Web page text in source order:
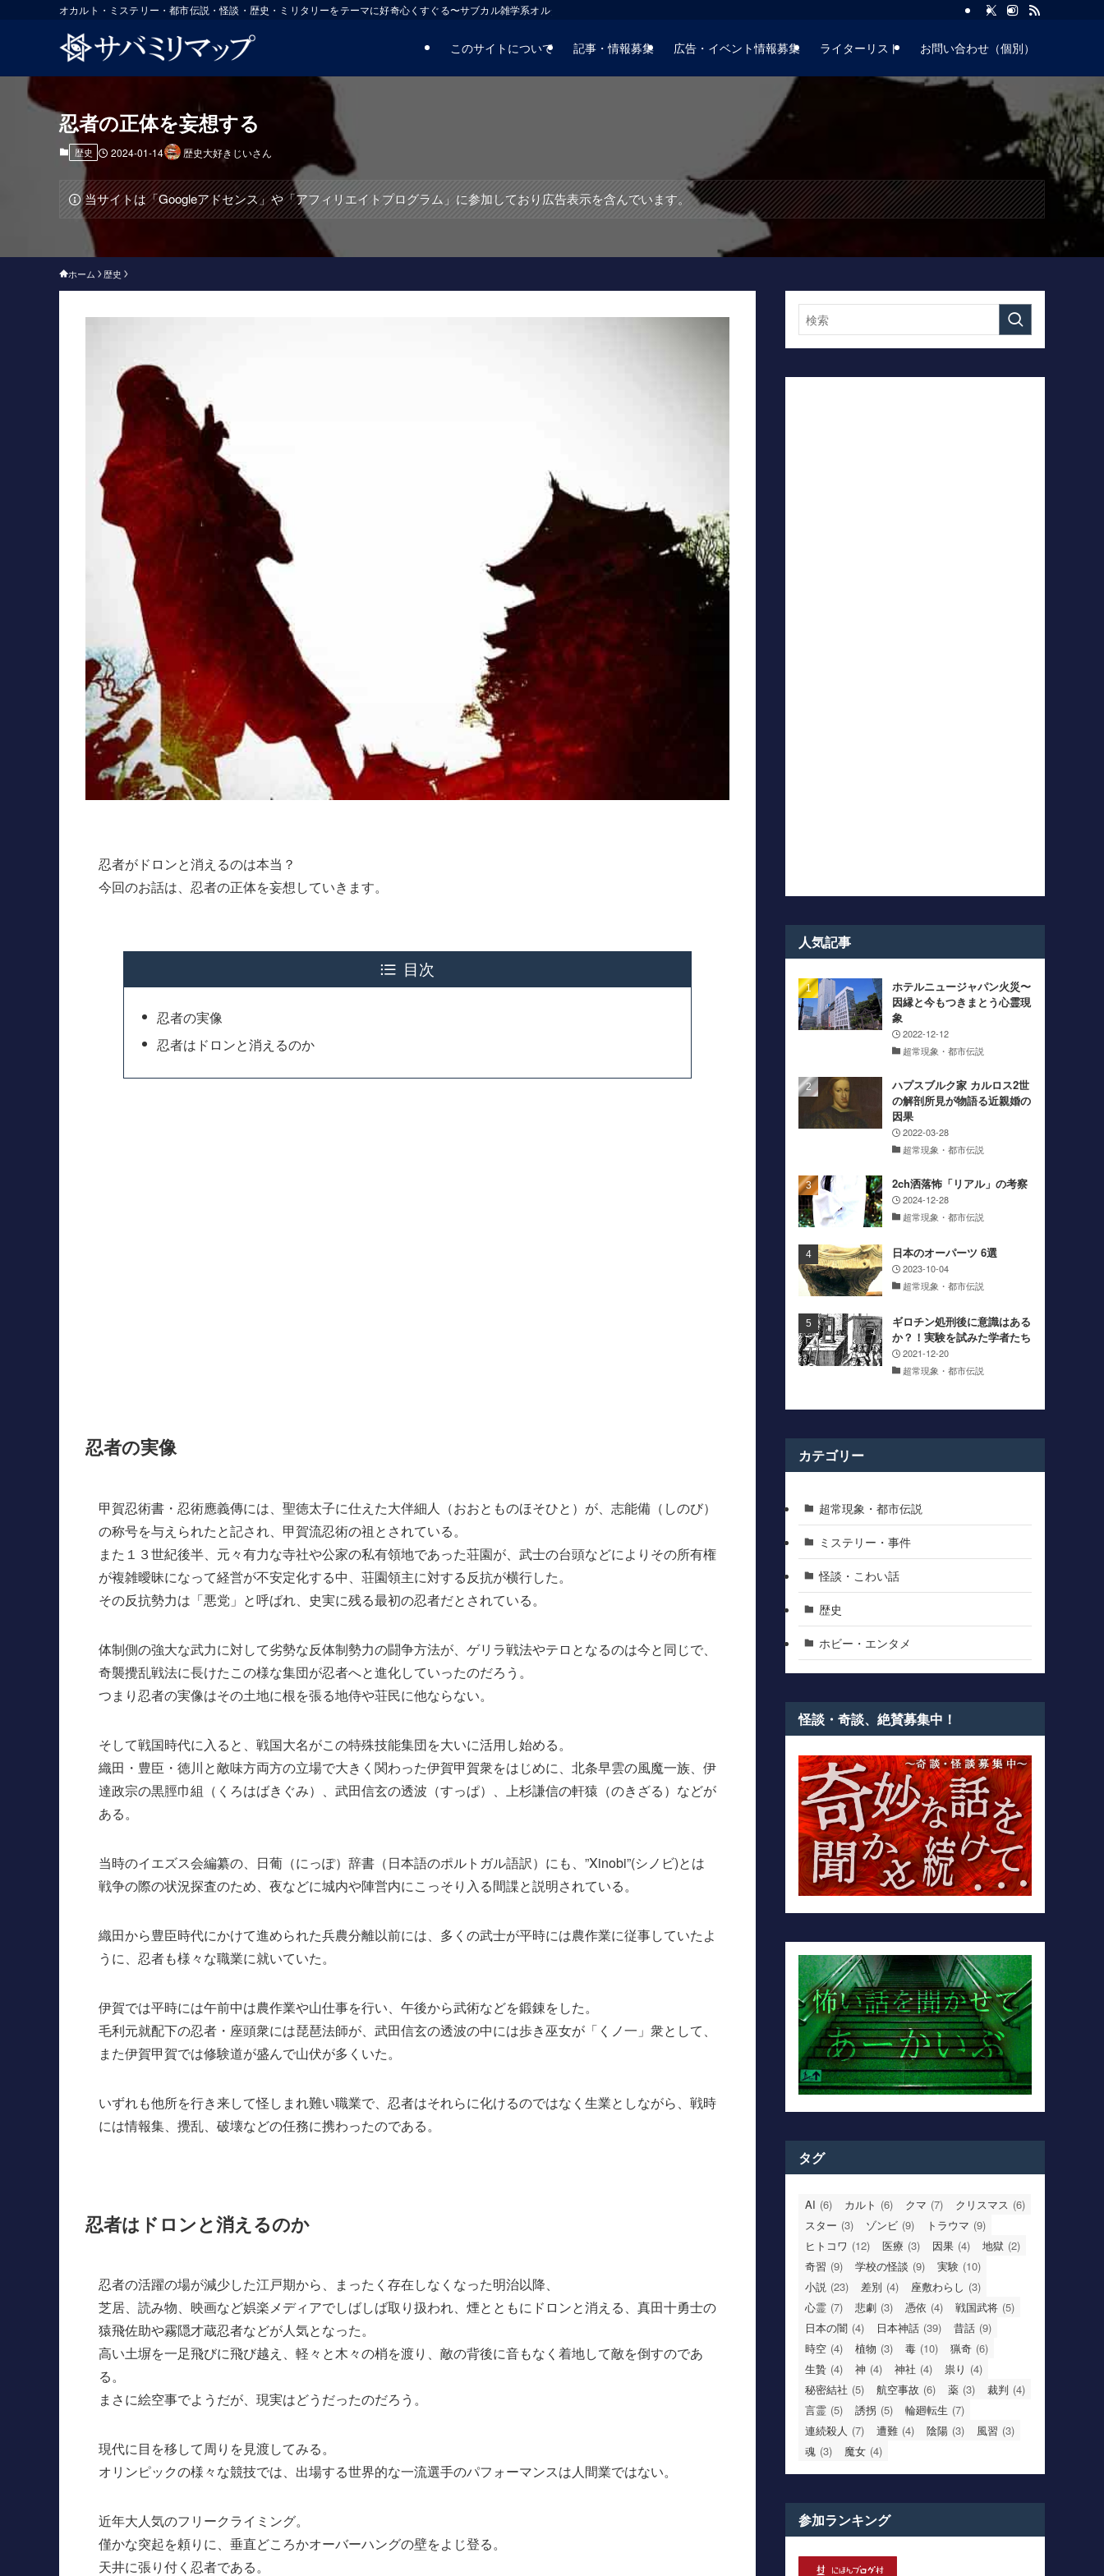
オカルト・ミステリー・都市伝説・怪談・歴史・ミリタリーをテーマに好奇心くすぐる〜サブカル雑学系オルタナティブサイト
このサイトについて 記事・情報募集 広告・イベント情報募集 ライターリスト お問い合わせ（個別）
忍者の正体を妄想する
歴史 2024-01-14 歴史大好きじいさん
当サイトは「Googleアドセンス」や「アフィリエイトプログラム」に参加しており広告表示を含んでいます。
ホーム 歴史
忍者がドロンと消えるのは本当？
今回のお話は、忍者の正体を妄想していきます。
目次
忍者の実像
忍者はドロンと消えるのか
忍者の実像
甲賀忍術書・忍術應義傳には、聖徳太子に仕えた大伴細人（おおとものほそひと）が、志能備（しのび）
の称号を与えられたと記され、甲賀流忍術の祖とされている。
また１３世紀後半、元々有力な寺社や公家の私有領地であった荘園が、武士の台頭などによりその所有権
が複雑曖昧になって経営が不安定化する中、荘園領主に対する反抗が横行した。
その反抗勢力は「悪党」と呼ばれ、史実に残る最初の忍者だとされている。
体制側の強大な武力に対して劣勢な反体制勢力の闘争方法が、ゲリラ戦法やテロとなるのは今と同じで、
奇襲攪乱戦法に長けたこの様な集団が忍者へと進化していったのだろう。
つまり忍者の実像はその土地に根を張る地侍や荘民に他ならない。
そして戦国時代に入ると、戦国大名がこの特殊技能集団を大いに活用し始める。
織田・豊臣・徳川と敵味方両方の立場で大きく関わった伊賀甲賀衆をはじめに、北条早雲の風魔一族、伊
達政宗の黒脛巾組（くろはばきぐみ）、武田信玄の透波（すっぱ）、上杉謙信の軒猿（のきざる）などが
ある。
当時のイエズス会編纂の、日葡（にっぽ）辞書（日本語のポルトガル語訳）にも、”Xinobi”(シノビ)とは
戦争の際の状況探査のため、夜などに城内や陣営内にこっそり入る間諜と説明されている。
織田から豊臣時代にかけて進められた兵農分離以前には、多くの武士が平時には農作業に従事していたよ
うに、忍者も様々な職業に就いていた。
伊賀では平時には午前中は農作業や山仕事を行い、午後から武術などを鍛錬をした。
毛利元就配下の忍者・座頭衆には琵琶法師が、武田信玄の透波の中には歩き巫女が「くノ一」衆として、
また伊賀甲賀では修験道が盛んで山伏が多くいた。
いずれも他所を行き来して怪しまれ難い職業で、忍者はそれらに化けるのではなく生業としながら、戦時
には情報集、攪乱、破壊などの任務に携わったのである。
忍者はドロンと消えるのか
忍者の活躍の場が減少した江戸期から、まったく存在しなくなった明治以降、
芝居、読み物、映画など娯楽メディアでしばしば取り扱われ、煙とともにドロンと消える、真田十勇士の
猿飛佐助や霧隠才蔵忍者などが人気となった。
高い土塀を一足飛びに飛び越え、軽々と木々の梢を渡り、敵の背後に音もなく着地して敵を倒すのであ
る。
まさに絵空事でようだが、現実はどうだったのだろう。
現代に目を移して周りを見渡してみる。
オリンピックの様々な競技では、出場する世界的な一流選手のパフォーマンスは人間業ではない。
近年大人気のフリークライミング。
僅かな突起を頼りに、垂直どころかオーバーハングの壁をよじ登る。
天井に張り付く忍者である。
人気記事
ホテルニュージャパン火災〜
因縁と今もつきまとう心霊現
象
2022-12-12
超常現象・都市伝説
ハプスブルク家 カルロス2世
の解剖所見が物語る近親婚の
因果
2022-03-28
超常現象・都市伝説
2ch洒落怖「リアル」の考察
2024-12-28
超常現象・都市伝説
日本のオーパーツ 6選
2023-10-04
超常現象・都市伝説
ギロチン処刑後に意識はある
か？！実験を試みた学者たち
2021-12-20
超常現象・都市伝説
カテゴリー
超常現象・都市伝説
ミステリー・事件
怪談・こわい話
歴史
ホビー・エンタメ
怪談・奇談、絶賛募集中！
タグ
AI (6) カルト (6) クマ (7) クリスマス (6)
スター (3) ゾンビ (9) トラウマ (9)
ヒトコワ (12) 医療 (3) 因果 (4) 地獄 (2)
奇習 (9) 学校の怪談 (9) 実験 (10)
小説 (23) 差別 (4) 座敷わらし (3)
心霊 (7) 悲劇 (3) 憑依 (4) 戦国武将 (5)
日本の闇 (4) 日本神話 (39) 昔話 (9)
時空 (4) 植物 (3) 毒 (10) 猟奇 (6)
生贄 (4) 神 (4) 神社 (4) 祟り (4)
秘密結社 (5) 航空事故 (6) 薬 (3) 裁判 (4)
言霊 (5) 誘拐 (5) 輪廻転生 (7)
連続殺人 (7) 遭難 (4) 陰陽 (3) 風習 (3)
魂 (3) 魔女 (4)
参加ランキング